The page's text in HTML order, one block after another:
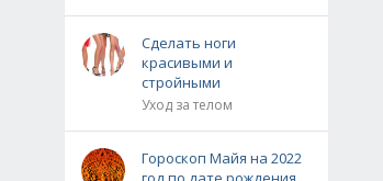
Сделать ноги
красивыми и
стройными
Уход за телом
Гороскоп Майя на 2022